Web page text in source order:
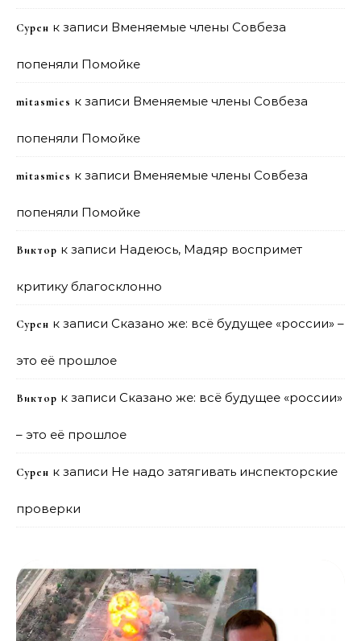
Сурен к записи Вменяемые члены Совбеза
попеняли Помойке
mitasmies к записи Вменяемые члены Совбеза
попеняли Помойке
mitasmies к записи Вменяемые члены Совбеза
попеняли Помойке
Виктор к записи Надеюсь, Мадяр воспримет
критику благосклонно
Сурен к записи Сказано же: всё будущее «россии» –
это её прошлое
Виктор к записи Сказано же: всё будущее «россии»
– это её прошлое
Сурен к записи Не надо затягивать инспекторские
проверки